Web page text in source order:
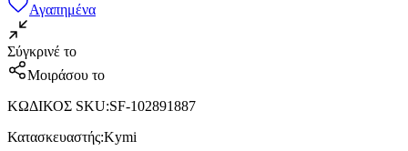
Αγαπημένα
Σύγκρινέ το
Μοιράσου το
ΚΩΔΙΚΟΣ SKU:SF-102891887
Κατασκευαστής:Kymi